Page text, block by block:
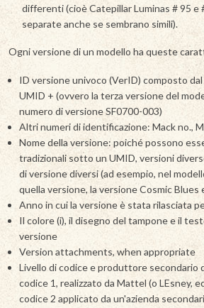
differenti (cioè Catepillar Luminas # 95 e
separate anche se sembrano simili).
Ogni versione di un modello ha queste
ID versione univoco (VerID) composto
UMID + (ovvero la terza versione del
numero di versione SF0700-003)
Altri numeri di identificazione: Mack no.,
Nome della versione: poiché possono
tradizionali sotto un UMID, versioni
di versione diversi (ad esempio, nel
quella versione, la versione Cosmic Blues
Anno in cui la versione è stata rilasciata
Il colore (i), il disegno del tampone e il
versione
Version attachments, when appropriate
Livello di codice e produttore secondario
codice 1, realizzato da Mattel (o LEsney,
codice 2 applicato da un'azienda